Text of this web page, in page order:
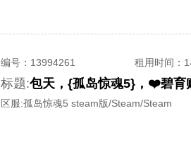
编号： 13994261 租用时间 ：
标题:包天，{孤岛惊魂5}，❤️碧育
区服:孤岛惊魂5 steam版/Steam/Steam